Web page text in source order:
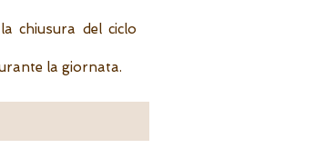
chiusura del ciclo
la giornata.